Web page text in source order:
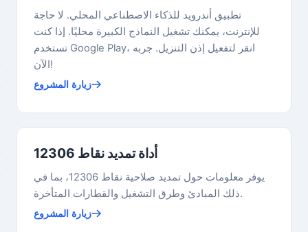
تطبيق أندرويد للذكاء الاصطناعي المحلي. لا حاجة
للإنترنت، يمكنك تشغيل النماذج الكبيرة محليًا. إذا كنت
تستخدم Google Play، انقر لتفعيل إذن التنزيل. جربه
الآن!
زيارة المشروع
أداة تمديد نقاط 12306
يوفر معلومات حول تمديد صلاحية نقاط 12306، بما في
ذلك المبادئ وطرق التشغيل والقطارات المتأخرة.
زيارة المشروع